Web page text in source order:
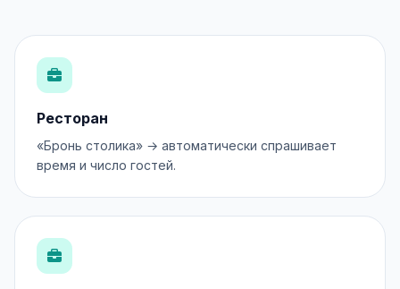
Ресторан
«Бронь столика» → автоматически спрашивает
время и число гостей.